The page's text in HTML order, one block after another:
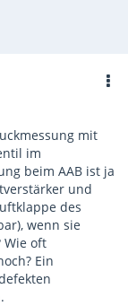
mit
im
beim AAB ist ja
und
des
wenn sie
oft
Ein